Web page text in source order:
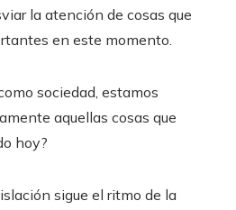
la atención de cosas que
en este momento.
sociedad, estamos
aquellas cosas que
hoy?
sigue el ritmo de la